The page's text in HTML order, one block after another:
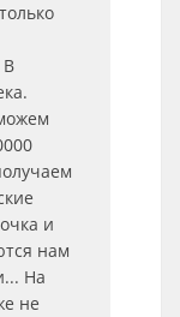
В
и
нам
На
не